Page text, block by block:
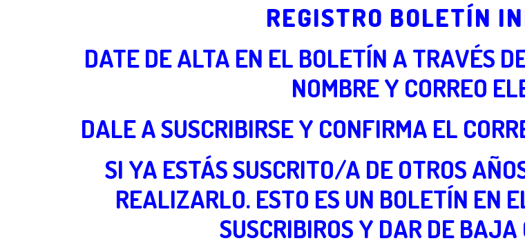
REGISTRO BOLETÍN
DATE DE ALTA EN EL BOLETÍN A TRAVÉS
NOMBRE Y CORREO
DALE A SUSCRIBIRSE Y CONFIRMA EL
SI YA ESTÁS SUSCRITO/A DE OTROS
REALIZARLO. ESTO ES UN BOLETÍN EN
SUSCRIBIROS Y DAR DE BAJA